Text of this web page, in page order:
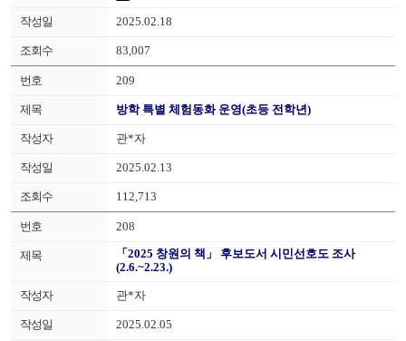
2025.02.18
83,007
209
방학 특별 체험동화 운영(초등 전학년)
관*자
2025.02.13
112,713
208
「2025 창원의 책」 후보도서 시민선호도 조사
(2.6.~2.23.)
관*자
2025.02.05